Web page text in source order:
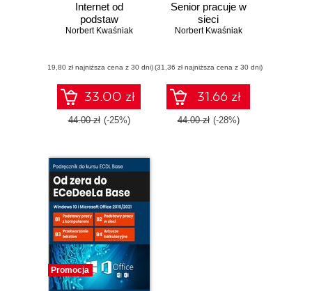
Internet od
podstaw
Norbert Kwaśniak
(19,80 zł najniższa cena z 30 dni)
33.00 zł
44.00 zł (-25%)
Senior pracuje w
sieci
Norbert Kwaśniak
(31,36 zł najniższa cena z 30 dni)
31.66 zł
44.00 zł (-28%)
Promocja